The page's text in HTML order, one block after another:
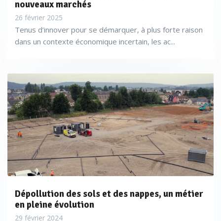
de traitement à mettre en place
Directeur de Colas Environnement.
En juillet 2019,SDEC France, fabricants d’outils de
diagnostic et de monitoring des milieux naturels, pollués
ou non, mettait pour sa part sur le marché la dernière
de simulation des écoulements et du transport dans les
eaux souterraines. «
nouveaux marchés
26 février 2025
Tenus d’innover pour se démarquer, à plus forte raison
dans un contexte économique incertain, les ac...
Dépollution des sols et des nappes, un métier
en pleine évolution
29 février 2024